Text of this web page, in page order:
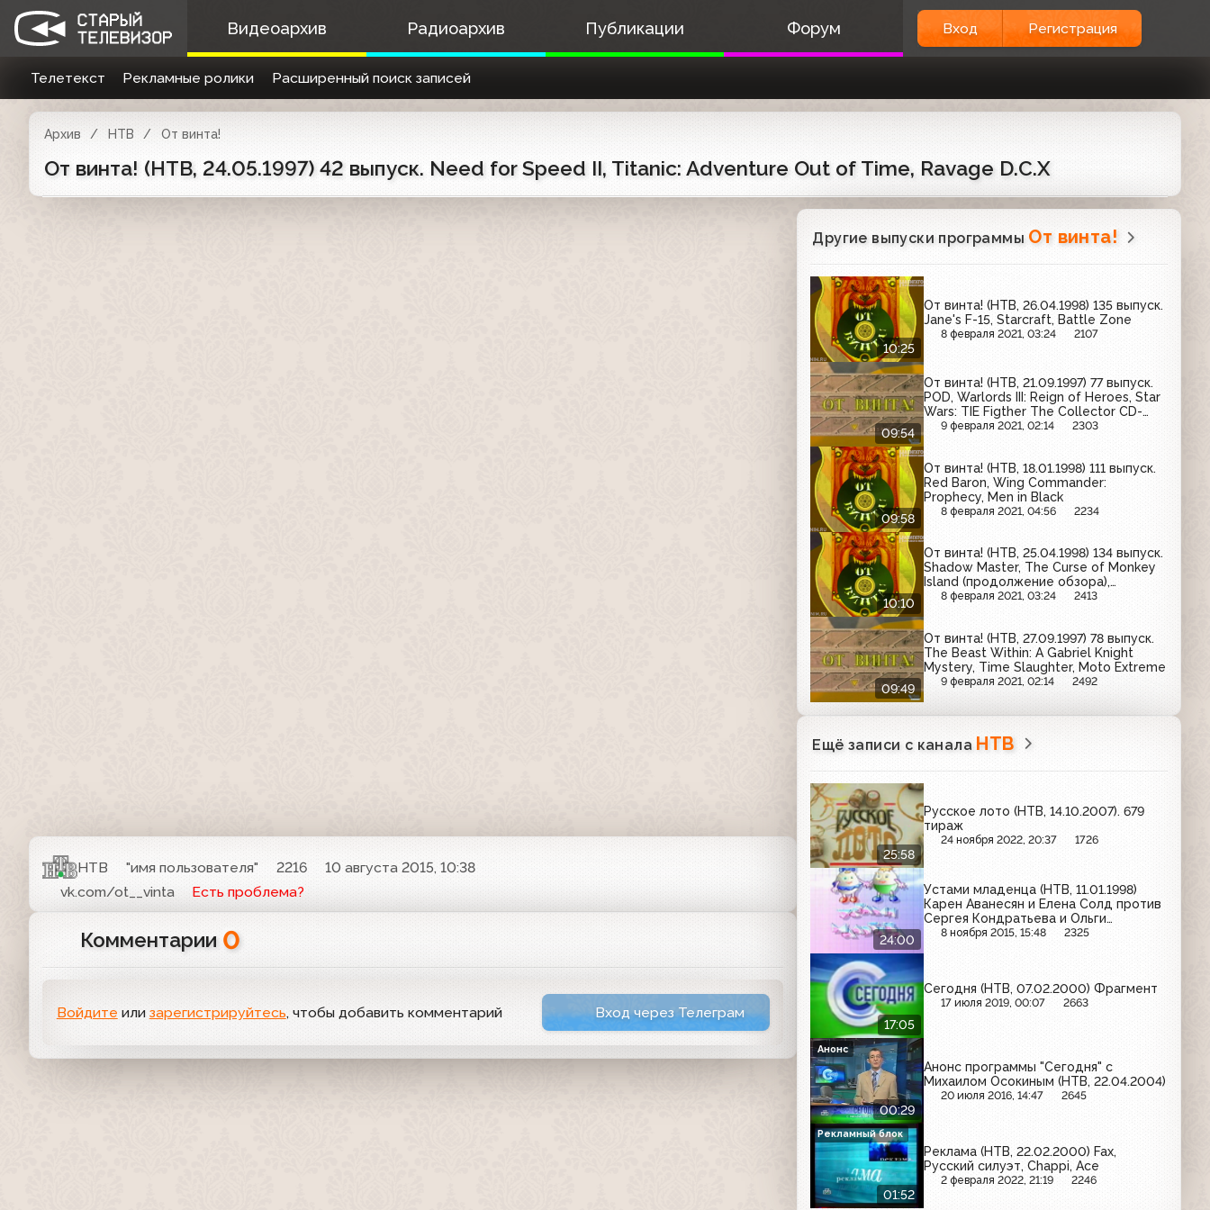
Видеоархив Радиоархив Публикации Форум Вход Регистрация
Телетекст Рекламные ролики Расширенный поиск записей
Архив НТВ От винта!
От винта! (НТВ, 24.05.1997) 42 выпуск. Need for Speed II, Titanic: Adventure Out of Time, Ravage D.C.X
НТВ "имя пользователя" 2216
10 августа 2015, 10:38
vk.com/ot__vinta
Есть проблема?
Комментарии 0
Войдите или зарегистрируйтесь, чтобы добавить комментарий Вход через Телеграм
Другие выпуски программы От винта!
10:25
От винта! (НТВ, 26.04.1998) 135 выпуск.
Jane's F-15, Starcraft, Battle Zone
8 февраля 2021, 03:24 2107
09:54
От винта! (НТВ, 21.09.1997) 77 выпуск.
POD, Warlords III: Reign of Heroes, Star
Wars: TIE Figther The Collector CD-
ROM, Star Wars: Rebel Assault 2
9 февраля 2021, 02:14 2303
09:58
От винта! (НТВ, 18.01.1998) 111 выпуск.
Red Baron, Wing Commander:
Prophecy, Men in Black
8 февраля 2021, 04:56 2234
10:10
От винта! (НТВ, 25.04.1998) 134 выпуск.
Shadow Master, The Curse of Monkey
Island (продолжение обзора),
Ultim@te Race PRO
8 февраля 2021, 03:24 2413
09:49
От винта! (НТВ, 27.09.1997) 78 выпуск.
The Beast Within: A Gabriel Knight
Mystery, Time Slaughter, Moto Extreme
9 февраля 2021, 02:14 2492
Ещё записи с канала НТВ
25:58
Русское лото (НТВ, 14.10.2007). 679
тираж
24 ноября 2022, 20:37 1726
24:00
Устами младенца (НТВ, 11.01.1998)
Карен Аванесян и Елена Солд против
Сергея Кондратьева и Ольги
Ходочински
8 ноября 2015, 15:48 2325
17:05
Сегодня (НТВ, 07.02.2000) Фрагмент
17 июля 2019, 00:07 2663
00:29
Анонс программы "Сегодня" с
Михаилом Осокиным (НТВ, 22.04.2004)
20 июля 2016, 14:47 2645
Анонс
01:52
Реклама (НТВ, 22.02.2000) Fax,
Русский силуэт, Chappi, Ace
2 февраля 2022, 21:19 2246
Рекламный блок